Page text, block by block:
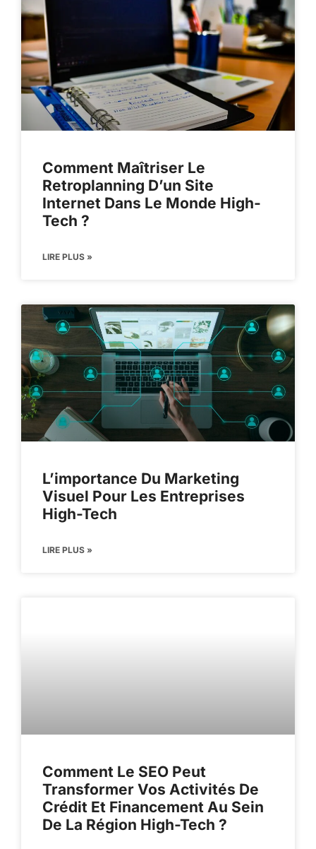
Comment Maîtriser Le
Retroplanning D’un Site
Internet Dans Le Monde High-
Tech ?
LIRE PLUS »
L’importance Du Marketing
Visuel Pour Les Entreprises
High-Tech
LIRE PLUS »
Comment Le SEO Peut
Transformer Vos Activités De
Crédit Et Financement Au Sein
De La Région High-Tech ?